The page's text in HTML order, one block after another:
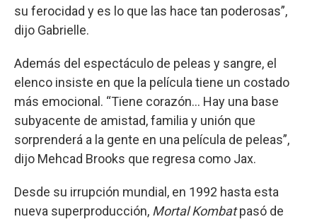
su ferocidad y es lo que las hace tan poderosas”,
dijo Gabrielle.
Además del espectáculo de peleas y sangre, el
elenco insiste en que la película tiene un costado
más emocional. “Tiene corazón... Hay una base
subyacente de amistad, familia y unión que
sorprenderá a la gente en una película de peleas”,
dijo Mehcad Brooks que regresa como Jax.
Desde su irrupción mundial, en 1992 hasta esta
nueva superproducción, Mortal Kombatpasó de